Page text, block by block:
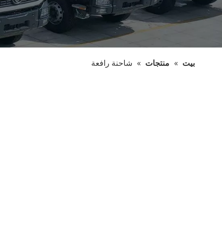
بيت » منتجات » شاحنة رافعة